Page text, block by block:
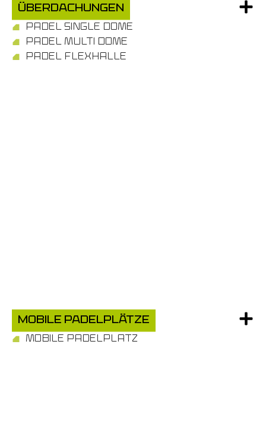
Überdachungen
PADEL SINGLE DOME
PADEL MULTI DOME
PADEL FLEXHALLE
MOBILE PADELPLÄTZE
MOBILE PADELPLATZ